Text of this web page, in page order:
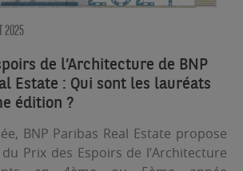
2025
de l’Architecture de BNP
Estate : Qui sont les lauréats
édition ?
BNP Paribas Real Estate propose
Prix des Espoirs de l’Architecture